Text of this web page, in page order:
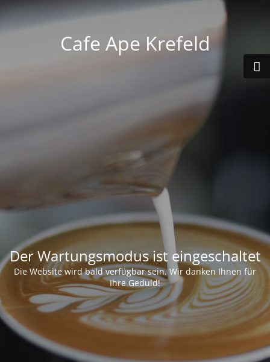
Cafe Ape Krefeld
Der Wartungsmodus ist eingeschaltet
Die Website wird bald verfügbar sein. Wir danken Ihnen für
Ihre Geduld!